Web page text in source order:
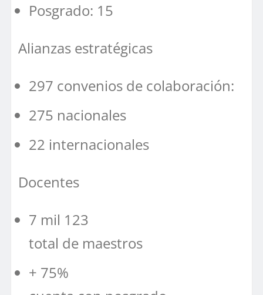
Posgrado: 15
Alianzas estratégicas
297 convenios de colaboración:
275 nacionales
22 internacionales
Docentes
7 mil 123
total de maestros
+ 75%